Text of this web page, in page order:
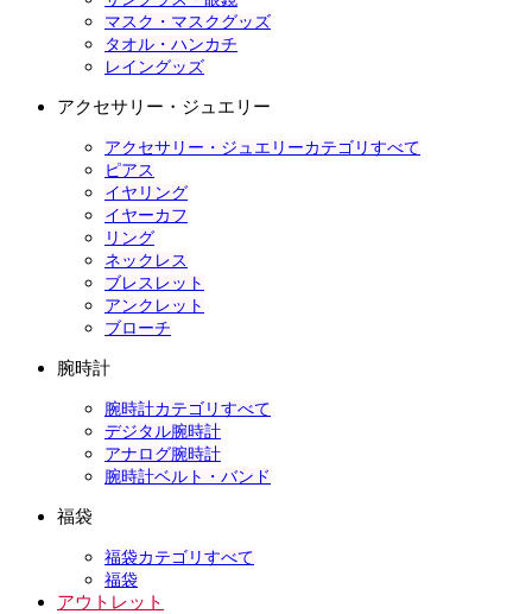
マスク・マスクグッズ
タオル・ハンカチ
レイングッズ
アクセサリー・ジュエリー
アクセサリー・ジュエリーカテゴリすべて
ピアス
イヤリング
イヤーカフ
リング
ネックレス
ブレスレット
アンクレット
ブローチ
腕時計
腕時計カテゴリすべて
デジタル腕時計
アナログ腕時計
腕時計ベルト・バンド
福袋
福袋カテゴリすべて
福袋
アウトレット